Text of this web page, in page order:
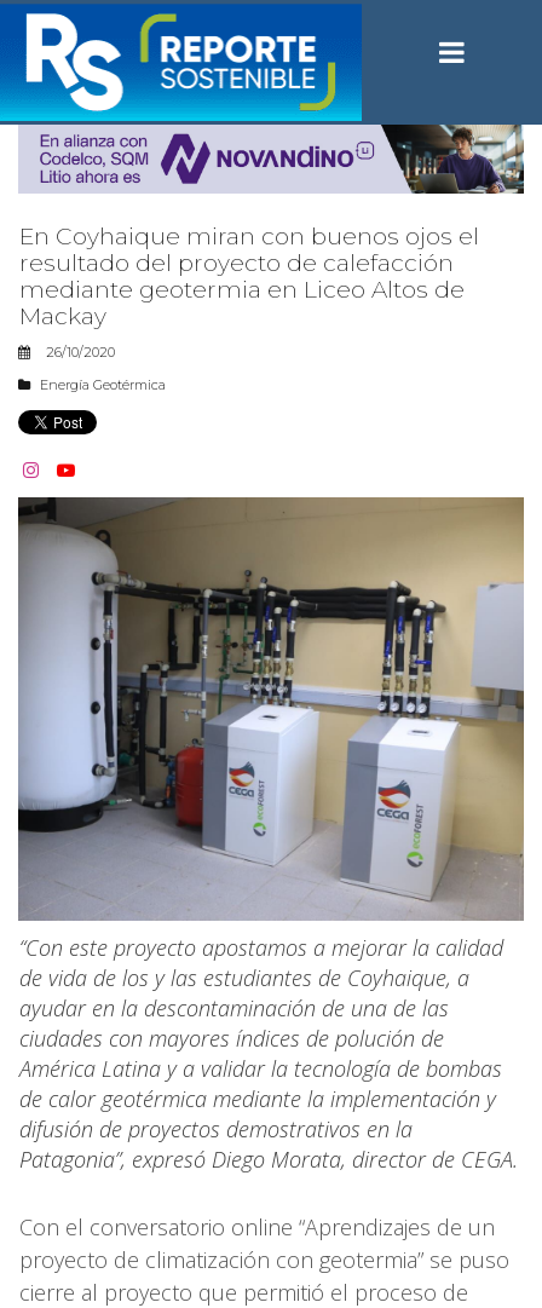
En Coyhaique miran con buenos ojos el
resultado del proyecto de calefacción
mediante geotermia en Liceo Altos de
Mackay
26/10/2020
Energía Geotérmica
 
“Con este proyecto apostamos a mejorar la calidad
de vida de los y las estudiantes de Coyhaique, a
ayudar en la descontaminación de una de las
ciudades con mayores índices de polución de
América Latina y a validar la tecnología de bombas
de calor geotérmica mediante la implementación y
difusión de proyectos demostrativos en la
Patagonia”, expresó Diego Morata, director de CEGA.
Con el conversatorio online “Aprendizajes de un
proyecto de climatización con geotermia” se puso
cierre al proyecto que permitió el proceso de